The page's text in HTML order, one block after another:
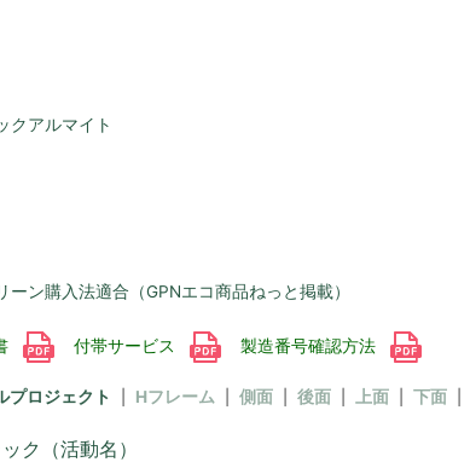
クアルマイト
ン購入法適合（GPNエコ商品ねっと掲載）
付帯サービス 製造番号確認方法
プロジェクト Hフレーム 側面 後面 上面 下面
ク（活動名）